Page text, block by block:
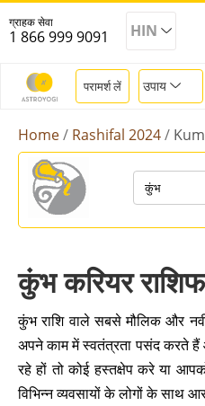
ग्राहक सेवा
1 866 999 9091 HIN
परामर्श लें उपाय
Home Rashifal 2024
कुंभ करियर
कुंभ राशि वाले सबसे मौलिक और
अपने काम में स्वतंत्रता पसंद करते
रहे हों तो कोई हस्तक्षेप करे या
विभिन्न व्यवसायों के लोगों के साथ